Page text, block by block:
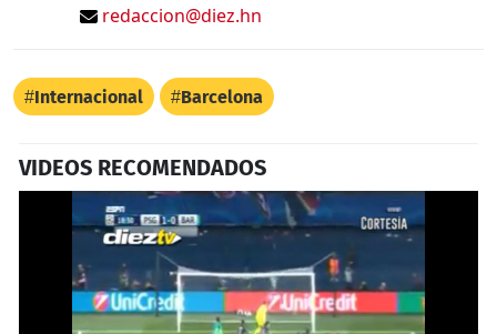
redaccion@diez.hn
Internacional Barcelona
VIDEOS RECOMENDADOS